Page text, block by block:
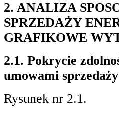
2. ANALIZA
SPRZEDAŻY
GRAFIKOWE
2.1. Pokrycie
umowami
Rysunek nr 2.1.